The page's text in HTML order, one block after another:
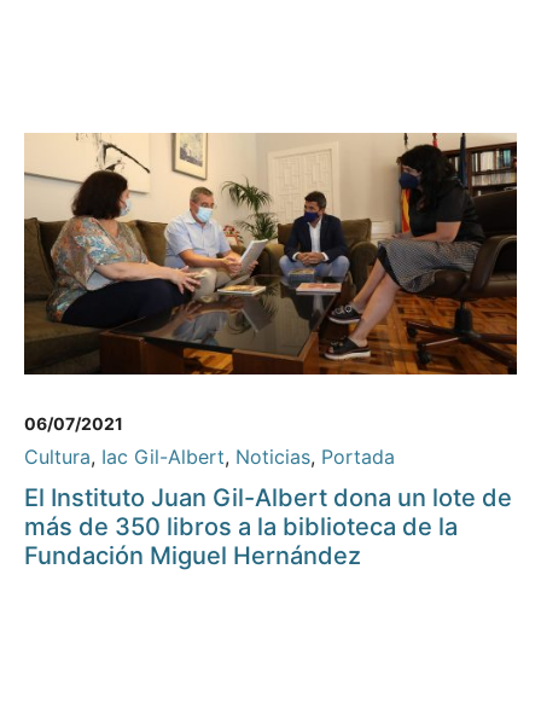
06/07/2021
Cultura, Iac Gil-Albert, Noticias, Portada
El Instituto Juan Gil-Albert dona un lote de
más de 350 libros a la biblioteca de la
Fundación Miguel Hernández